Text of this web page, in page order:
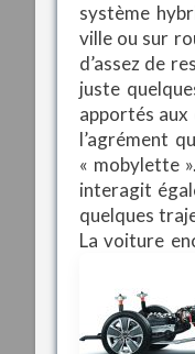
système
ville ou sur
d’assez de
juste
apportés
l’agrément
« mobylette
interagit
quelques
La voiture